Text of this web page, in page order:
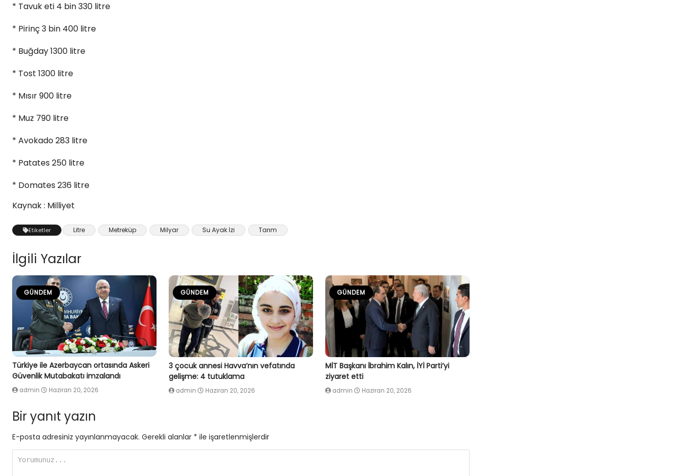
* Tavuk eti 4 bin 330 litre
* Pirinç 3 bin 400 litre
* Buğday 1300 litre
* Tost 1300 litre
* Mısır 900 litre
* Muz 790 litre
* Avokado 283 litre
* Patates 250 litre
* Domates 236 litre
Kaynak : Milliyet
Etiketler Litre Metreküp Milyar Su Ayak İzi Tarım
İlgili Yazılar
GÜNDEM
Türkiye ile Azerbaycan ortasında Askeri
Güvenlik Mutabakatı imzalandı
admin Haziran 20, 2026
GÜNDEM
3 çocuk annesi Havva’nın vefatında
gelişme: 4 tutuklama
admin Haziran 20, 2026
GÜNDEM
MİT Başkanı İbrahim Kalın, İYİ Parti’yi
ziyaret etti
admin Haziran 20, 2026
Bir yanıt yazın
E-posta adresiniz yayınlanmayacak. Gerekli alanlar * ile işaretlenmişlerdir